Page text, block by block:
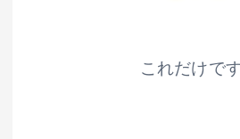
これだけです